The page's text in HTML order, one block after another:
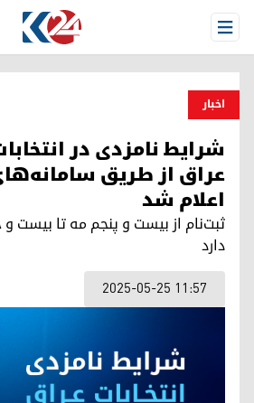
Open Menu
اخبار
شرایط نامزدی در
عراق از طریق
اعلام شد
ثبت‌نام از بیست و پنجم مه تا بیست و
دارد
2025-05-25 11:57